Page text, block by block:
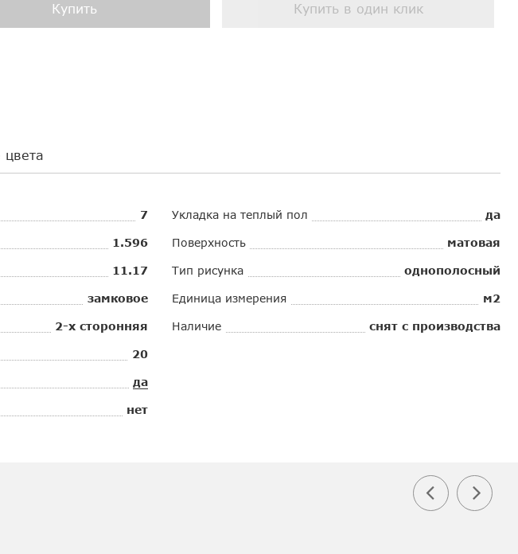
Купить Купить в один клик
цвета
7
1.596
11.17
замковое
2-х сторонняя
20
да
нет
Укладка на теплый пол да
Поверхность матовая
Тип рисунка однополосный
Единица измерения м2
Наличие снят с производства